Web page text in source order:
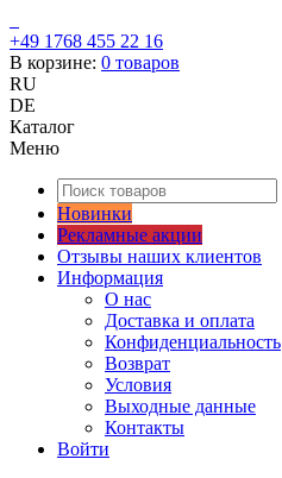
+49 1768 455 22 16
В корзине: 0 товаров
RU
DE
Каталог
Меню
Новинки
Рекламные акции
Отзывы наших клиентов
Информация
О нас
Доставка и оплата
Конфиденциальность
Возврат
Условия
Выходные данные
Контакты
Войти